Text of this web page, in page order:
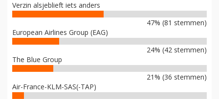
Verzin alsjeblieft iets anders
47% (81 stemmen)
European Airlines Group (EAG)
24% (42 stemmen)
The Blue Group
21% (36 stemmen)
Air-France-KLM-SAS(-TAP)